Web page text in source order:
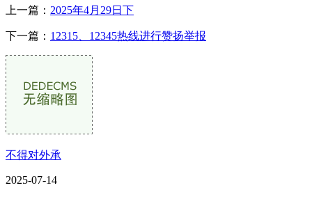
上一篇： 2025年4月29日下
下一篇： 12315、12345热线进行赞扬举报
不得对外承
2025-07-14